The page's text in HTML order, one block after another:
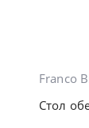
Franco
Стол